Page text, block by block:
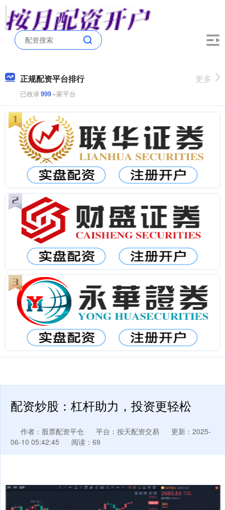
正规配资平台排行
已收录999+家平台
更多
配资炒股：杠杆助力，投资更轻松
作者：股票配资平仓 平台：按天配资交易
更新：2025-
06-10 05:42:45
阅读：69